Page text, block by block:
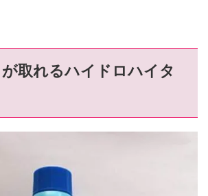
取れるハイドロハイタ